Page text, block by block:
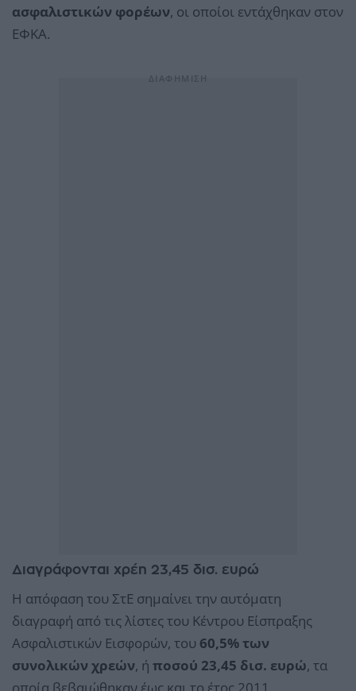
ασφαλιστικών φορέων, οι οποίοι εντάχθηκαν στον
ΕΦΚΑ.
Διαγράφονται χρέη 23,45 δισ. ευρώ
Η απόφαση του ΣτΕ σημαίνει την αυτόματη
διαγραφή από τις λίστες του Κέντρου Είσπραξης
Ασφαλιστικών Εισφορών, του 60,5% των
συνολικών χρεών, ή ποσού 23,45 δισ. ευρώ, τα
οποία βεβαιώθηκαν έως και το έτος 2011.